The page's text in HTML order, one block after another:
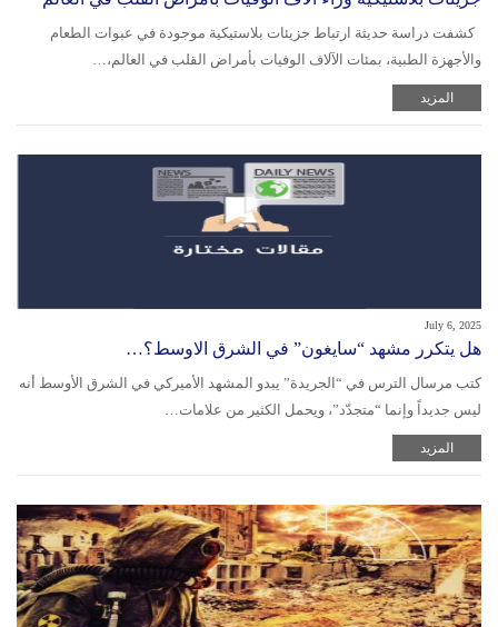
كشفت دراسة حديثة ارتباط جزيئات بلاستيكية موجودة في عبوات الطعام
والأجهزة الطبية، بمئات الآلاف الوفيات بأمراض القلب في العالم،…
المزيد
July 6, 2025
هل يتكرر مشهد “سايغون” في الشرق الاوسط؟…
كتب مرسال الترس في “الجريدة” يبدو المشهد الأميركي في الشرق الأوسط أنه
ليس جديداً وإنما “متجدّد”، ويحمل الكثير من علامات…
المزيد